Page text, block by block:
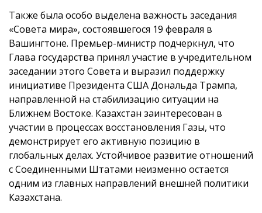
Также была особо выделена важность заседания
«Совета мира», состоявшегося 19 февраля в
Вашингтоне. Премьер-министр подчеркнул, что
Глава государства принял участие в учредительном
заседании этого Совета и выразил поддержку
инициативе Президента США Дональда Трампа,
направленной на стабилизацию ситуации на
Ближнем Востоке. Казахстан заинтересован в
участии в процессах восстановления Газы, что
демонстрирует его активную позицию в
глобальных делах. Устойчивое развитие отношений
с Соединенными Штатами неизменно остается
одним из главных направлений внешней политики
Казахстана.